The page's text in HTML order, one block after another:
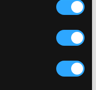
at klikke videre til
i bunden af vores